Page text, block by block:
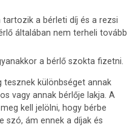
a bérleti díj és a rezsi
általában nem terheli tovább
a bérlő szokta fizetni.
különbséget annak
vagy annak bérlője lakja. A
kell jelölni, hogy bérbe
szó, ám ennek a díjak és